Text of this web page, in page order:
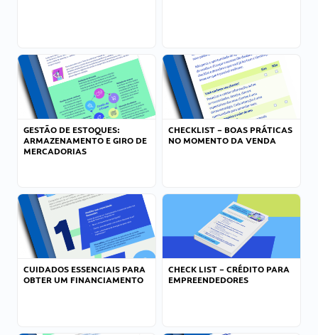
GESTÃO DE ESTOQUES:
ARMAZENAMENTO E GIRO DE
MERCADORIAS
CHECKLIST – BOAS PRÁTICAS
NO MOMENTO DA VENDA
CUIDADOS ESSENCIAIS PARA
OBTER UM FINANCIAMENTO
CHECK LIST – CRÉDITO PARA
EMPREENDEDORES